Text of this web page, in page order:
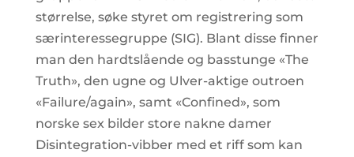
størrelse, søke styret om registrering som
særinteressegruppe (SIG). Blant disse finner
man den hardtslående og basstunge «The
Truth», den ugne og Ulver-aktige outroen
«Failure/again», samt «Confined», som
norske sex bilder store nakne damer
Disintegration-vibber med et riff som kan